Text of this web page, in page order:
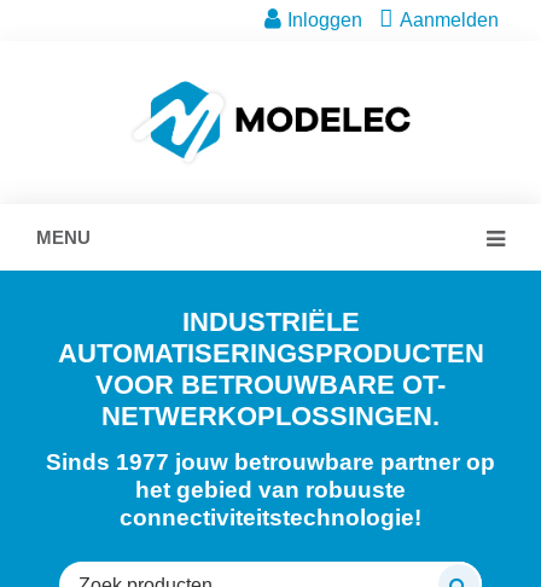
Inloggen Aanmelden
MENU
INDUSTRIËLE
AUTOMATISERINGSPRODUCTEN
VOOR BETROUWBARE OT-
NETWERKOPLOSSINGEN.
Sinds 1977 jouw betrouwbare partner op
het gebied van robuuste
connectiviteitstechnologie!
Zoeken